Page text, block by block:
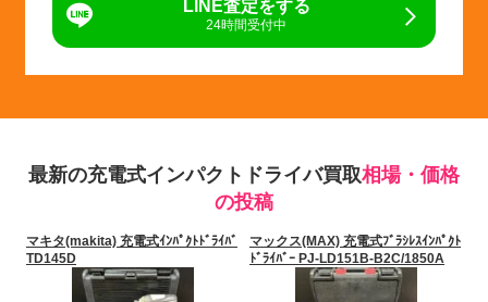
LINE査定をする
24時間受付中
最新の充電式インパクトドライバ買取相場・価格
の投稿
マキタ(makita) 充電式ｲﾝﾊﾟｸﾄﾄﾞﾗｲﾊﾞ
TD145D
マックス(MAX) 充電式ﾌﾞﾗｼﾚｽｲﾝﾊﾟｸﾄ
ﾄﾞﾗｲﾊﾞｰ PJ-LD151B-B2C/1850A